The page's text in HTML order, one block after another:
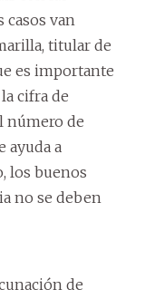
casos van
titular de
es importante
cifra de
número de
ayuda a
los buenos
no se deben
de